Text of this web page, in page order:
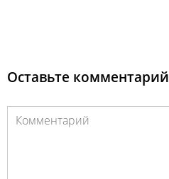
Оставьте комментарий